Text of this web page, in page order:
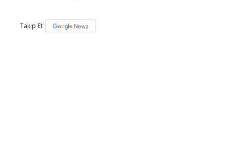
Takip Et